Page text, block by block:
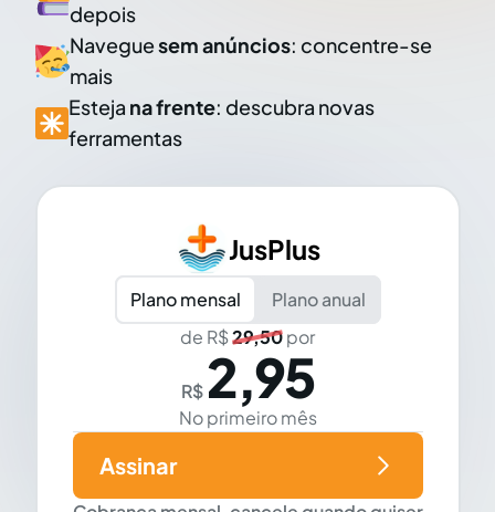
depois
Naveguesem anúncios: concentre-se
mais
Esteja na frente: descubra novas
ferramentas
JusPlus
Plano mensal
Plano anual
de R$29,50por
R$ 2,95
No primeiro mês
Assinar